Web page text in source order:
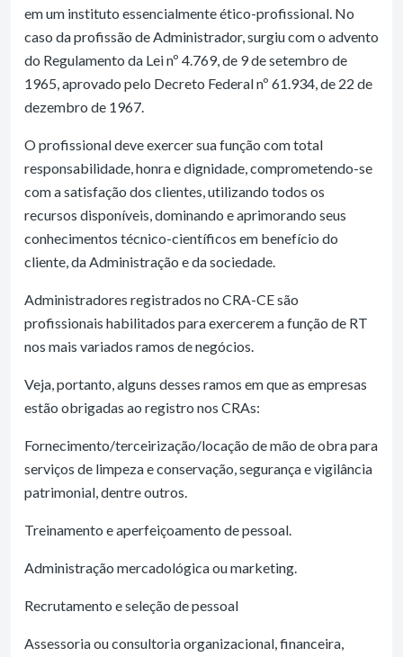
em um instituto essencialmente ético-profissional. No
caso da profissão de Administrador, surgiu com o advento
do Regulamento da Lei nº 4.769, de 9 de setembro de
1965, aprovado pelo Decreto Federal nº 61.934, de 22 de
dezembro de 1967.
O profissional deve exercer sua função com total
responsabilidade, honra e dignidade, comprometendo-se
com a satisfação dos clientes, utilizando todos os
recursos disponíveis, dominando e aprimorando seus
conhecimentos técnico-científicos em benefício do
cliente, da Administração e da sociedade.
Administradores registrados no CRA-CE são
profissionais habilitados para exercerem a função de RT
nos mais variados ramos de negócios.
Veja, portanto, alguns desses ramos em que as empresas
estão obrigadas ao registro nos CRAs:
Fornecimento/terceirização/locação de mão de obra para
serviços de limpeza e conservação, segurança e vigilância
patrimonial, dentre outros.
Treinamento e aperfeiçoamento de pessoal.
Administração mercadológica ou marketing.
Recrutamento e seleção de pessoal
Assessoria ou consultoria organizacional, financeira,